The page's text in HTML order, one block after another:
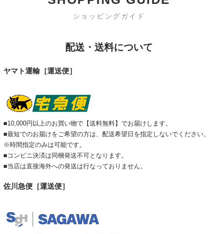
ショッピングガイド
配送・送料について
ヤマト運輸［運送便］
■10,000円以上のお買い物で【送料無料】でお届けします。
■最短でのお届けをご希望の方は、配送希望日を指定しないでください。
※時間指定のみは可能です。
■コンビニ決済は同梱発送不可となります。
■当店は直接海外への発送は行なっておりません。
佐川急便［運送便］